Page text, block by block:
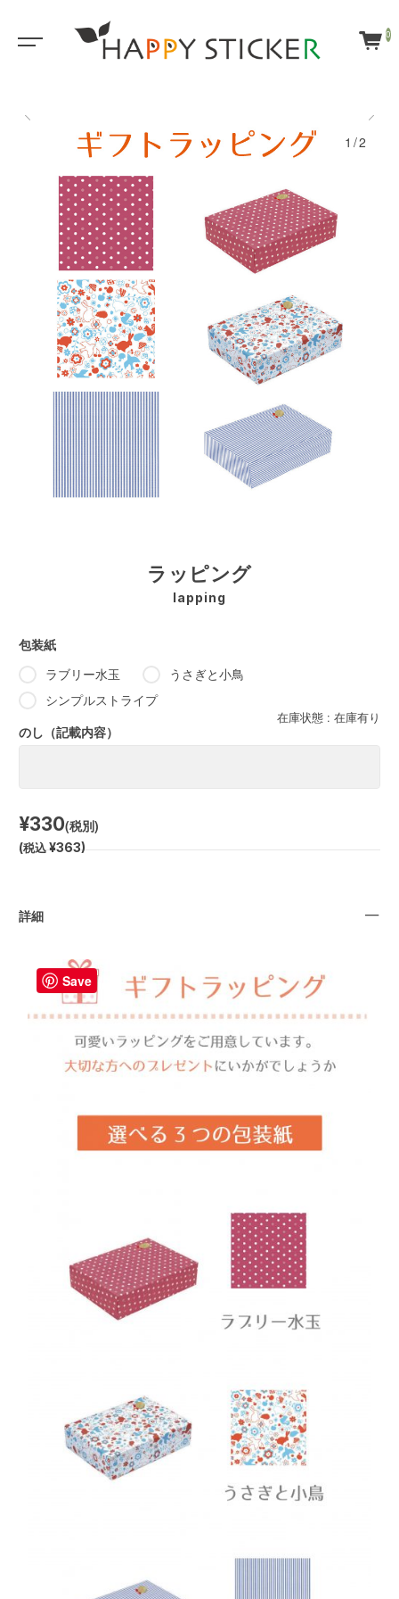
0
1/2
ラッピング
lapping
包装紙
ラブリー水玉
うさぎと小鳥
シンプルストライプ
のし（記載内容）
在庫状態 : 在庫有り
¥330(税別)
(税込¥363)
詳細
Save